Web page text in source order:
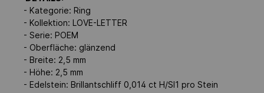
- Kategorie: Ring
- Kollektion: LOVE-LETTER
- Serie: POEM
- Oberfläche: glänzend
- Breite: 2,5 mm
- Höhe: 2,5 mm
- Edelstein: Brillantschliff 0,014 ct H/SI1 pro Stein